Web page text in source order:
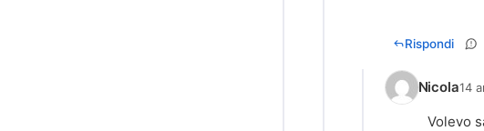
Rispondi
Nicola14
Volevo